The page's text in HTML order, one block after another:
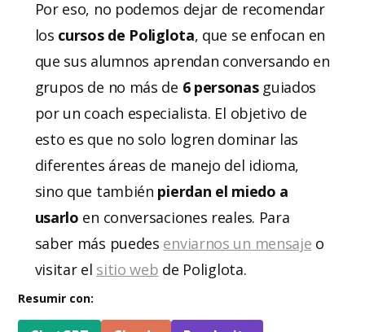
Por eso, no podemos dejar de recomendar
los cursos de Poliglota, que se enfocan en
que sus alumnos aprendan conversando en
grupos de no más de 6 personasguiados
por un coach especialista. El objetivo de
esto es que no solo logren dominar las
diferentes áreas de manejo del idioma,
sino que también pierdan el miedo a
usarlo en conversaciones reales. Para
saber más puedes enviarnos un mensaje o
visitar el sitio web de Poliglota.
Resumir con: